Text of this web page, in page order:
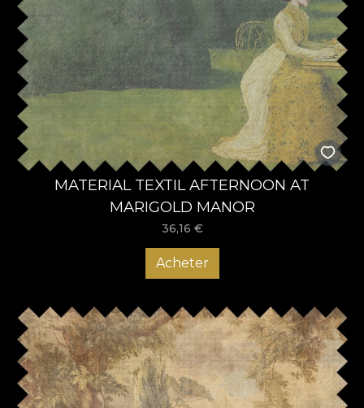
MATERIAL TEXTIL AFTERNOON AT
MARIGOLD MANOR
36,16 €
Acheter